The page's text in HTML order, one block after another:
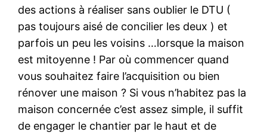
des actions à réaliser sans oublier le DTU (
pas toujours aisé de concilier les deux ) et
parfois un peu les voisins …lorsque la maison
est mitoyenne ! Par où commencer quand
vous souhaitez faire l’acquisition ou bien
rénover une maison ? Si vous n’habitez pas la
maison concernée c’est assez simple, il suffit
de engager le chantier par le haut et de